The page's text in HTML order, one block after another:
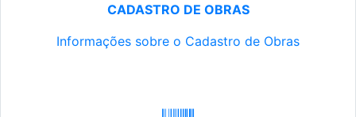
CADASTRO DE OBRAS
Informações sobre o Cadastro de Obras